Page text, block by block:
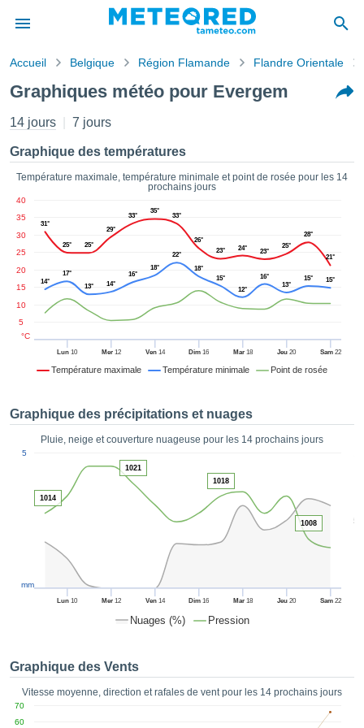
de
a
par
des
Vous
en
les
:
par le
de
des
de très
sur
CONTINUER
PARAMÈTRES
Accueil Belgique Région Flamande Flandre Orientale
Graphiques météo pour Evergem
14 jours 7 jours
Graphique des températures
Température maximale, température minimale et point de rosée pour les 14
prochains jours
Température maximale Température minimale Point de rosée
Lun 10 Mer12 Ven14 Dim 16 Mar18 Jeu 20 Sam22
5
10
15
20
25
30
35
40
°C
31°
25° 25°
29°
33°
35°
33°
26°
23°
24° 23°
25°
28°
21°
14°
17°
13°
14°
16°
18°
22°
18°
15°
12°
16°
13°
15° 15°
Graphique des précipitations et nuages
Pluie, neige et couverture nuageuse pour les 14 prochains jours
Nuages (%) Pression
50
Lun 10 Mer12 Ven14 Dim 16 Mar18 Jeu 20 Sam22
5
mm
1014
1021
1018
1008
Graphique des Vents
Vitesse moyenne, direction et rafales de vent pour les 14 prochains jours
60
70